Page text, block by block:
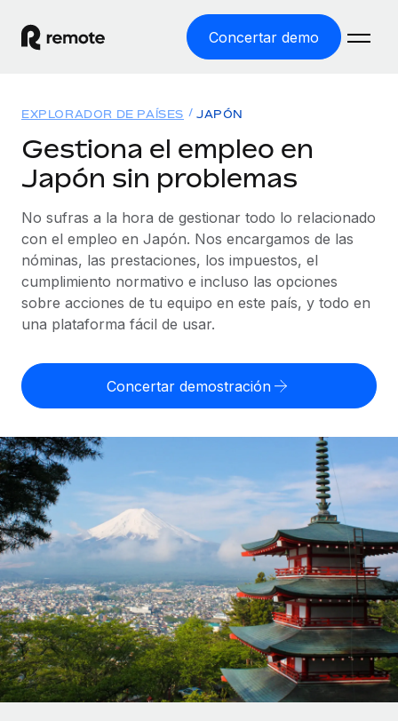
Concertar demo
EMPLEO GLOBAL
Nómina global
Gestiona las nóminas de forma sencilla y conforme a la
legalidad.
Employer of Record
Expándete en todo el mundo sin gastar en entidades.
cumpliendo la normativa.
Integra y gestiona a autónomos globalmente.
PEO
Externaliza tareas laborales complejas.
INFRAESTRUCTURA
Conexión Remote
Integra los RR. HH. en tus flujos de trabajo sin
complicaciones.
Plataforma
Funciones esenciales de RR. HH. integradas para tu
Soluciones
COBERTURA MUNDIAL
Explorador de países
Consulta el soporte del empleo global según el país.
Explorador estatal de EE. UU.
Simplifica la contratación en todos los estados de EE.
Comparador de Remote
Compáranos con otras empresas.
ETAPAS DE CRECIMIENTO
Startups
Soluciones ágiles de RR. HH. globales y nóminas para
empresas en crecimiento.
Mediana empresa
Amplía tu equipo con soluciones de RR. HH.
personalizadas.
Empresa
RR. HH. globales para grandes empresas.
Recursos
HERRAMIENTAS Y CALCULADORAS
Calculadora del riesgo de clasificación errónea
Consulta el riesgo de clasificación errónea por país.
cualquier país.
Descubre opciones de divisas y tiempos de pago para
autónomos globales.
APRENDIZAJE CON REMOTE
Guías y recursos
Casos prácticos
Glosario de RR. HH.
Listas de verificación y plantillas
Biblioteca de descripciones de puestos
Precios
English
Nederlands
Français
Deutsch
Español
Italiano
Português (Portugal)
日本語
EXPLORADOR DE PAÍSES JAPÓN
Gestiona el empleo en
Japón sin problemas
No sufras a la hora de gestionar todo lo relacionado
con el empleo en Japón. Nos encargamos de las
nóminas, las prestaciones, los impuestos, el
cumplimiento normativo e incluso las opciones
sobre acciones de tu equipo en este país, y todo en
una plataforma fácil de usar.
Concertar demostración